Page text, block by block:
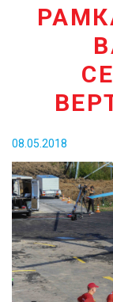
КОНТАКТЫ
08.05.2018